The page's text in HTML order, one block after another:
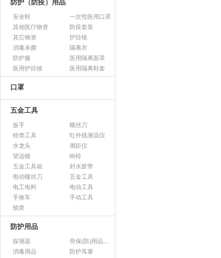
防护（防疫）用品
安全鞋
一次性医用口罩
其他医疗物资
防疫套装
其它物资
护目镜
消毒杀菌
隔离衣
防护服
医用隔离面罩
医用护目镜
医用隔离鞋套
口罩
五金工具
扳手
螺丝刀
钳类工具
红外线测温仪
水龙头
测距仪
望远镜
响铃
五金工具箱
封水胶带
电动螺丝刀
五金工具
电工电料
电动工具
手推车
手动工具
锁类
防护用品
探测器
劳保(防)用品（不含医用产品）
消毒用品
防护耳塞